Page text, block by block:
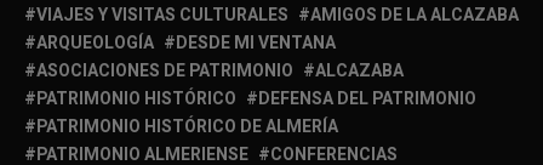
VIAJES Y VISITAS CULTURALES
AMIGOS DE LA ALCAZABA
ARQUEOLOGÍA
DESDE MI VENTANA
ASOCIACIONES DE PATRIMONIO
ALCAZABA
PATRIMONIO HISTÓRICO
DEFENSA DEL PATRIMONIO
PATRIMONIO HISTÓRICO DE ALMERÍA
PATRIMONIO ALMERIENSE
CONFERENCIAS